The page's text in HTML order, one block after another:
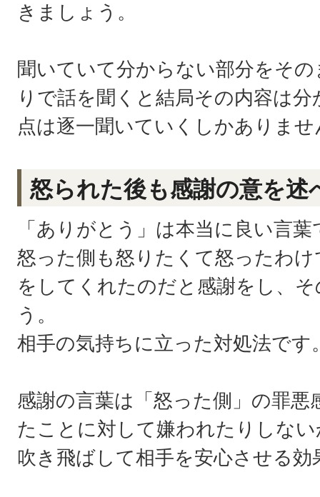
きましょう。
聞いていて分からない部分をそ
りで話を聞くと結局その内容は
点は逐一聞いていくしかありませ
怒られた後も感謝の意を述
「ありがとう」は本当に良い言葉
怒った側も怒りたくて怒ったわ
をしてくれたのだと感謝をし、
う。
相手の気持ちに立った対処法です
感謝の言葉は「怒った側」の罪
たことに対して嫌われたりしな
吹き飛ばして相手を安心させる